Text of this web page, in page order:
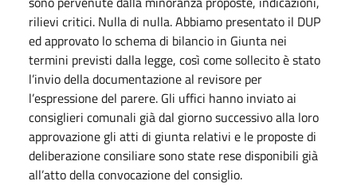
rilievi critici. Nulla di nulla. Abbiamo presentato il DUP
ed approvato lo schema di bilancio in Giunta nei
termini previsti dalla legge, così come sollecito è stato
l’invio della documentazione al revisore per
l’espressione del parere. Gli uffici hanno inviato ai
consiglieri comunali già dal giorno successivo alla loro
approvazione gli atti di giunta relativi e le proposte di
deliberazione consiliare sono state rese disponibili già
all’atto della convocazione del consiglio.